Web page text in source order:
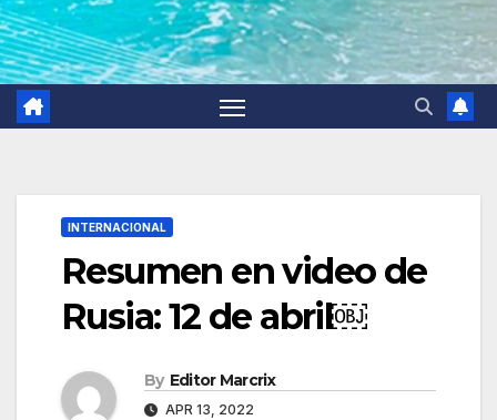
INTERNACIONAL
Resumen en video de
Rusia: 12 de abril￼
By Editor Marcrix
APR 13, 2022